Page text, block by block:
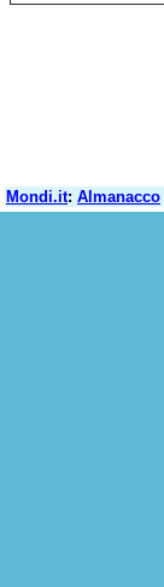
Mondi.it: Almanacco